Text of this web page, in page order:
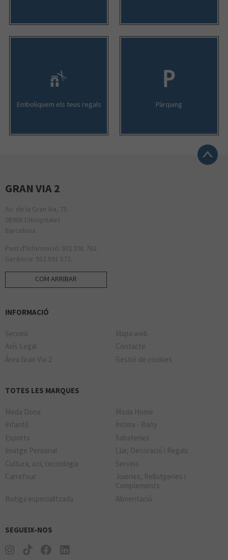
Emboliquem els teus regals Pàrquing
GRAN VIA 2
Av. de la Gran Via, 75
08908 L'Hospitalet
Barcelona
Punt d'Informació: 932 591 762.
Gerència: 932 591 572.
COM ARRIBAR
INFORMACIÓ
Serveis
Mapa web
Avís Legal
Contacte
Àrea Gran Via 2
Gestió de cookies
TOTES LES MARQUES
Moda Dona
Moda Home
Infantil
Íntima - Bany
Esports
Sabateries
Imatge Personal
Llar, Decoració i Regals
Cultura, oci, tecnologia
Serveis
Carrefour
Joieries, Rellotgeries i
Complements
Botiga especialitzada
Alimentació
SEGUEIX-NOS